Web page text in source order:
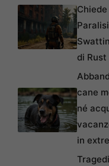
di Rust
cane
né
in